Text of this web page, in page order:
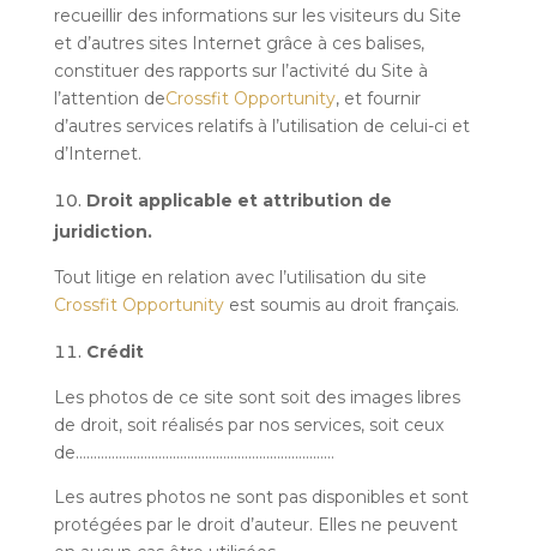
recueillir des informations sur les visiteurs du Site
et d’autres sites Internet grâce à ces balises,
constituer des rapports sur l’activité du Site à
l’attention deCrossfit Opportunity, et fournir
d’autres services relatifs à l’utilisation de celui-ci et
d’Internet.
Droit applicable et attribution de
juridiction.
Tout litige en relation avec l’utilisation du site
Crossfit Opportunityest soumis au droit français.
Crédit
Les photos de ce site sont soit des images libres
de droit, soit réalisés par nos services, soit ceux
de………………………………………………………………
Les autres photos ne sont pas disponibles et sont
protégées par le droit d’auteur. Elles ne peuvent